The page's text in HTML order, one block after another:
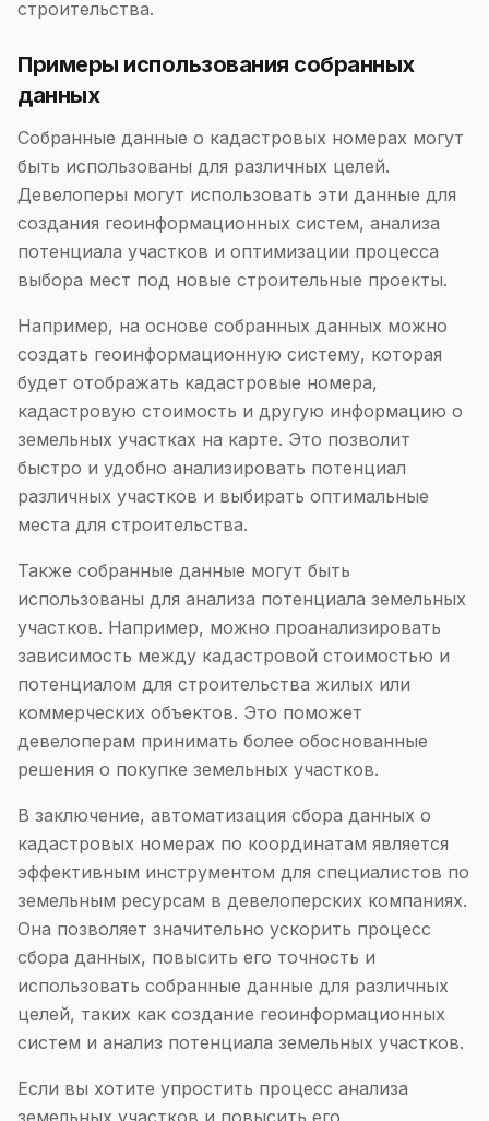
строительства.
Примеры использования собранных
данных
Собранные данные о кадастровых номерах могут
быть использованы для различных целей.
Девелоперы могут использовать эти данные для
создания геоинформационных систем, анализа
потенциала участков и оптимизации процесса
выбора мест под новые строительные проекты.
Например, на основе собранных данных можно
создать геоинформационную систему, которая
будет отображать кадастровые номера,
кадастровую стоимость и другую информацию о
земельных участках на карте. Это позволит
быстро и удобно анализировать потенциал
различных участков и выбирать оптимальные
места для строительства.
Также собранные данные могут быть
использованы для анализа потенциала земельных
участков. Например, можно проанализировать
зависимость между кадастровой стоимостью и
потенциалом для строительства жилых или
коммерческих объектов. Это поможет
девелоперам принимать более обоснованные
решения о покупке земельных участков.
В заключение, автоматизация сбора данных о
кадастровых номерах по координатам является
эффективным инструментом для специалистов по
земельным ресурсам в девелоперских компаниях.
Она позволяет значительно ускорить процесс
сбора данных, повысить его точность и
использовать собранные данные для различных
целей, таких как создание геоинформационных
систем и анализ потенциала земельных участков.
Если вы хотите упростить процесс анализа
земельных участков и повысить его